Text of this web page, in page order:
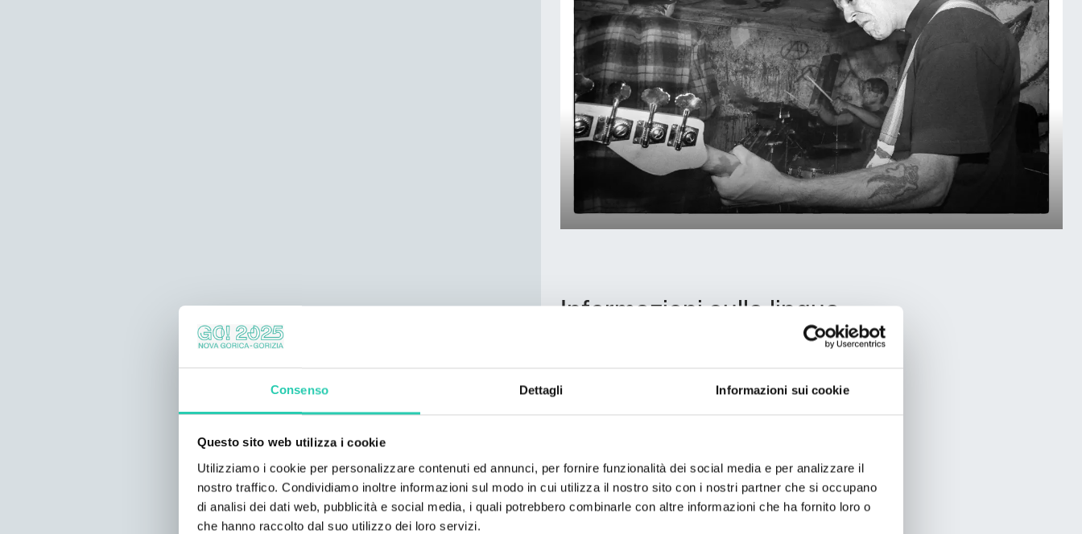
Consenso Dettagli Informazioni sui cookie
Questo sito web utilizza i cookie
Utilizziamo i cookie per personalizzare contenuti ed annunci, per fornire funzionalità dei social media e per analizzare il
nostro traffico. Condividiamo inoltre informazioni sul modo in cui utilizza il nostro sito con i nostri partner che si occupano
di analisi dei dati web, pubblicità e social media, i quali potrebbero combinarle con altre informazioni che ha fornito loro o
che hanno raccolto dal suo utilizzo dei loro servizi.
Informazioni sulla lingua
zrc@zrc-sazu.si
Telefono dell'organizzatore
+386 1 470 65 55